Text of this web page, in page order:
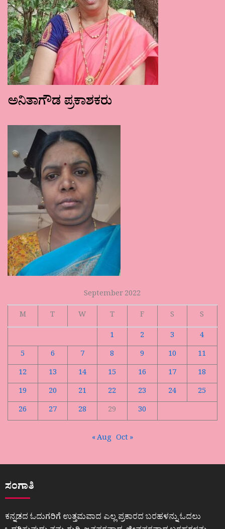
ಅನಿತಾಗೌಡ ಪ್ರಕಾಶಕರು
September 2022
M
T W T F S
S
1
2 3
4
5
6 7 8 9 10
11
12
13 14 15 16 17
18
19
20 21 22 23 24
25
26
27 28 29 30
« Aug Oct »
ಸಂಗಾತಿ
ಕನ್ನಡದ ಓದುಗರಿಗೆ ಉತ್ತಮವಾದ ಎಲ್ಲ ಪ್ರಕಾರದ ಬರಹಳನ್ನು ಓದಲು